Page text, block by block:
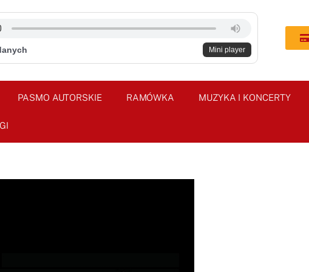
Mini player
PASMO AUTORSKIE RAMÓWKA MUZYKA I KONCERTY